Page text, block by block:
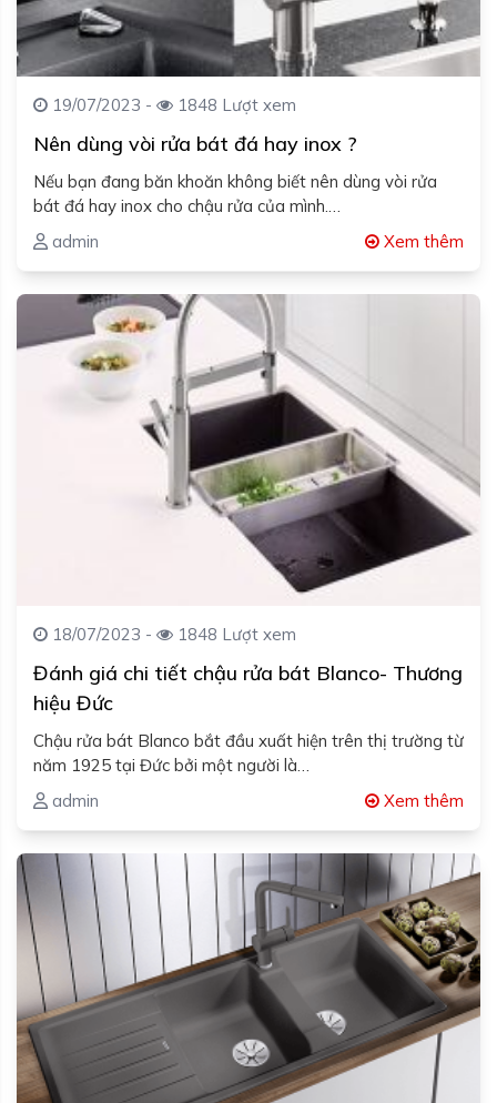
19/07/2023 - 1848 Lượt xem
Nên dùng vòi rửa bát đá hay inox ?
Nếu bạn đang băn khoăn không biết nên dùng vòi rửa
bát đá hay inox cho chậu rửa của mình.…
admin
Xem thêm
18/07/2023 - 1848 Lượt xem
Đánh giá chi tiết chậu rửa bát Blanco- Thương
hiệu Đức
Chậu rửa bát Blanco bắt đầu xuất hiện trên thị trường từ
năm 1925 tại Đức bởi một người là…
admin
Xem thêm